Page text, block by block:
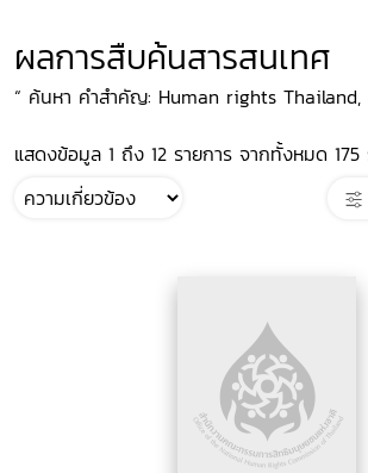
ผลการสืบค้นสารสนเทศ
“ ค้นหา คำสำคัญ: Human rights Thailand,
แสดงข้อมูล 1 ถึง 12 รายการ จากทั้งหมด 175